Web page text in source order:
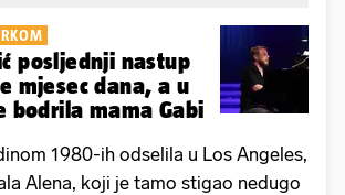
posljednji nastup
mjesec dana, a u
bodrila mama Gabi
1980-ih odselila u Los Angeles,
Alena, koji je tamo stigao nedugo